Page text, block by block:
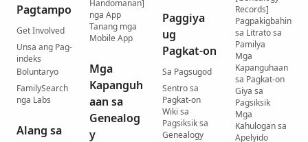
Pagtampo
Get Involved
Unsa ang Pag-
indeks
Boluntaryo
FamilySearch
nga Labs
Alang sa
Handomanan]
nga App
Tanang mga
Mobile App
Mga
Kapanguh
aan sa
Genealog
y
Paggiya
ug
Pagkat-on
Sa Pagsugod
Sentro sa
Pagkat-on
Wiki sa
Pagsiksik sa
Genealogy
Records]
Pagpakigbahin
sa Litrato sa
Pamilya
Mga
Kapanguhaan
sa Pagkat-on
Giya sa
Pagsiksik
Mga
Kahulogan sa
Apelyido